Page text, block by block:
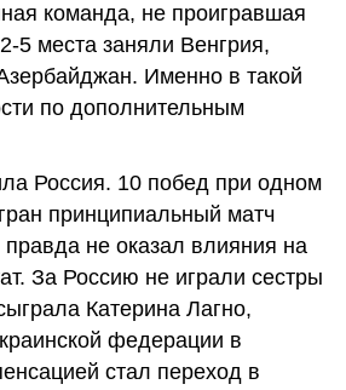
команда, не проигравшая
5 места заняли Венгрия,
Именно в такой
по дополнительным
Россия. 10 побед при одном
принципиальный матч
не оказал влияния на
За Россию не играли сестры
Катерина Лагно,
федерации в
стал переход в